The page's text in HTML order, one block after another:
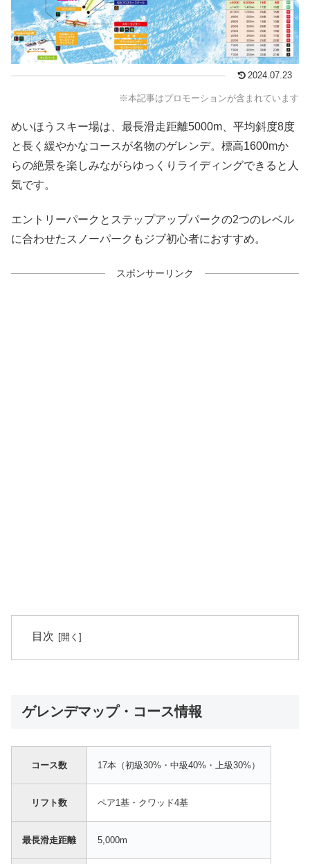
2024.07.23
※本記事はプロモーションが含まれています
めいほうスキー場は、最長滑走距離5000m、平均斜度8度
と長く緩やかなコースが名物のゲレンデ。標高1600mか
らの絶景を楽しみながらゆっくりライディングできると人
気です。
エントリーパークとステップアップパークの2つのレベル
に合わせたスノーパークもジブ初心者におすすめ。
スポンサーリンク
目次
ゲレンデマップ・コース情報
コース数 17本（初級30%・中級40%・上級30%）
リフト数 ペア1基・クワッド4基
最長滑走距離 5,000m